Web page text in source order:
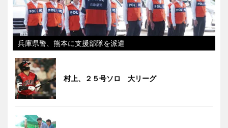
兵庫県警、熊本に支援部隊を派遣
村上、２５号ソロ 大リーグ